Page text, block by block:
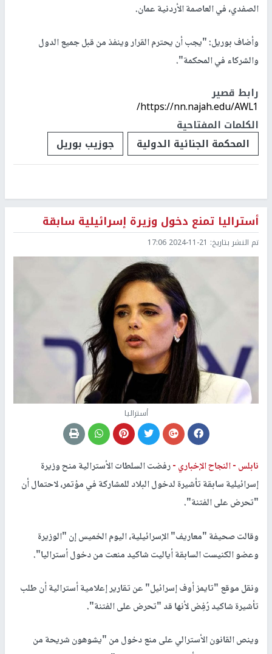
الصفدي، في العاصمة الأردنية عمان.
وأضاف بوريل: "يجب أن يحترم القرار وينفذ من قبل جميع الدول
والشركاء في المحكمة".
رابط قصير
https://nn.najah.edu/AWL1/
الكلمات المفتاحية
المحكمة الجنائية الدولية
جوزيب بوريل
أستراليا تمنع دخول وزيرة إسرائيلية سابقة
تم النشر بتاريخ: 2024-11-21 17:06
أستراليا
نابلس -النجاح الإخباري -رفضت السلطات الأسترالية منح وزيرة
إسرائيلية سابقة تأشيرة لدخول البلاد للمشاركة في مؤتمر، لاحتمال أن
"تحرض على الفتنة".
وقالت صحيفة "معاريف" الإسرائيلية، اليوم الخميس إن "الوزيرة
وعضو الكنيست السابقة أياليت شاكيد منعت من دخول أستراليا".
ونقل موقع "تايمز أوف إسرائيل" عن تقارير إعلامية أسترالية أن طلب
تأشيرة شاكيد رُفِض لأنها قد "تحرض على الفتنة".
وينص القانون الأسترالي على منع دخول من "يشوهون شريحة من